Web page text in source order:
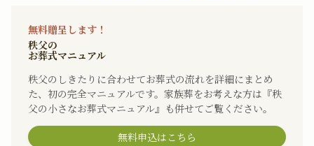
無料贈呈します！
秩父の
お葬式マニュアル
秩父のしきたりに合わせてお葬式の流れを詳細にまとめ
た、初の完全マニュアルです。家族葬をお考えな方は『秩
父の小さなお葬式マニュアル』も併せてご覧ください。
無料申込はこちら